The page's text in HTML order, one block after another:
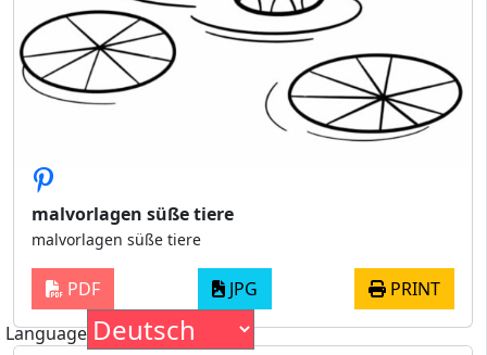
malvorlagen süße tiere
malvorlagen süße tiere
PDF JPG
PRINT
Language